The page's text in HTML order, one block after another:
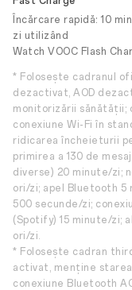
Încărcare rapidă: 10
zi utilizând
Watch VOOC Flash
* Folosește cadranul
dezactivat, AOD
monitorizării sănătății;
conexiune Wi-Fi în
ridicarea încheieturii
primirea a 130 de
diverse) 20 minute/zi;
ori/zi; apel Bluetooth
500 secunde/zi;
(Spotify) 15 minute/zi;
ori/zi.
* Folosește cadran
activat, menține
conexiune Bluetooth